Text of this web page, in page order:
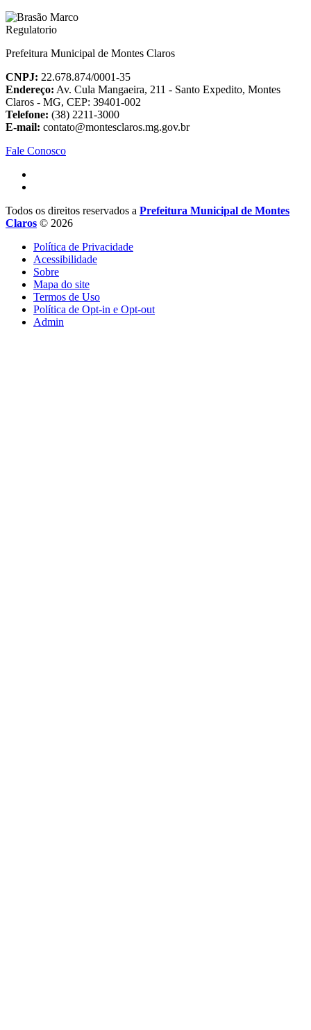
Prefeitura Municipal de Montes Claros
CNPJ: 22.678.874/0001-35
Endereço: Av. Cula Mangaeira, 211 - Santo Expedito, Montes
Claros - MG, CEP: 39401-002
Telefone: (38) 2211-3000
E-mail: contato@montesclaros.mg.gov.br
Fale Conosco
Todos os direitos reservados a Prefeitura Municipal de Montes
Claros © 2026
Política de Privacidade
Acessibilidade
Sobre
Mapa do site
Termos de Uso
Política de Opt-in e Opt-out
Admin